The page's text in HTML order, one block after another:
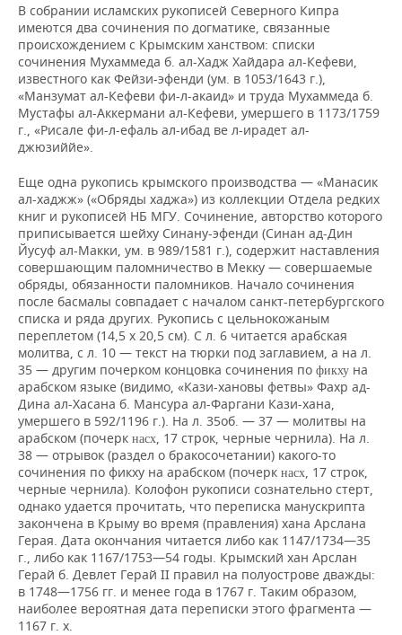
В собрании исламских рукописей Северного Кипра
имеются два сочинения по догматике, связанные
происхождением с Крымским ханством: списки
сочинения Мухаммеда б. ал-Хадж Хайдара ал-Кефеви,
известного как Фейзи-эфенди (ум. в 1053/1643 г.),
«Манзумат ал-Кефеви фи-л-акаид» и труда Мухаммеда б.
Мустафы ал-Аккермани ал-Кефеви, умершего в 1173/1759
г., «Рисале фи-л-ефаль ал-ибад ве л-ирадет ал-
джюзиййе».
Еще одна рукопись крымского производства — «Манасик
ал-хаджж» («Обряды xаджа») из коллекции Отдела редких
книг и рукописей НБ МГУ. Сочинение, авторство которого
приписывается шейху Синану-эфенди (Синан ад-Дин
Йусуф ал-Макки, ум. в 989/1581 г.), содержит наставления
совершающим паломничество в Мекку — совершаемые
обряды, обязанности паломников. Начало сочинения
после басмалы совпадает с началом санкт-петербургского
списка и ряда других. Рукопись с цельнокожаным
переплетом (14,5 х 20,5 см). С л. 6 читается арабская
молитва, с л. 10 — текст на тюрки под заглавием, а на л.
35 — другим почерком концовка сочинения по фикху на
арабском языке (видимо, «Кази-хановы фетвы» Фахр ад-
Дина ал-Хасана б. Мансура ал-Фаргани Кази-хана,
умершего в 592/1196 г.). На л. 35об. — 37 — молитвы на
арабском (почерк насх , 17 строк, черные чернила). На л.
38 — отрывок (раздел о бракосочетании) какого-то
сочинения по фикху на арабском (почерк насх , 17 строк,
черные чернила). Колофон рукописи сознательно стерт,
однако удается прочитать, что переписка манускрипта
закончена в Крыму во время (правления) хана Арслана
Герая. Дата окончания читается либо как 1147/1734—35
г., либо как 1167/1753—54 годы. Крымский хан Арслан
Герай б. Девлет Герай II правил на полуострове дважды:
в 1748—1756 гг. и менее года в 1767 г. Таким образом,
наиболее вероятная дата переписки этого фрагмента —
1167 г. х.